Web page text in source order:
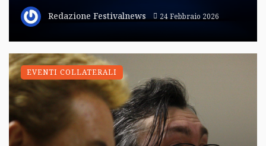
Redazione Festivalnews 24 Febbraio 2026
EVENTI COLLATERALI